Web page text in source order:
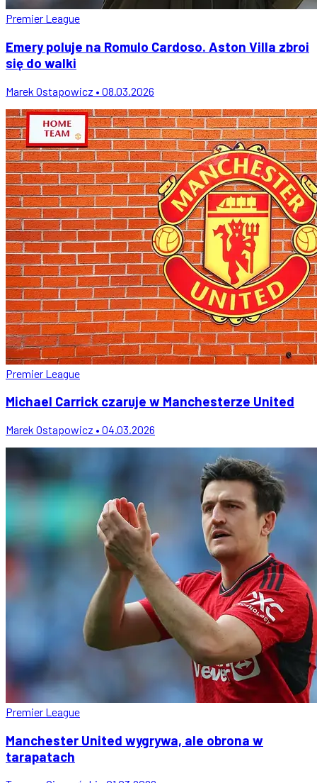
Premier League
Emery poluje na Romulo Cardoso. Aston Villa zbroi
się do walki
Marek Ostapowicz • 08.03.2026
Premier League
Michael Carrick czaruje w Manchesterze United
Marek Ostapowicz • 04.03.2026
Premier League
Manchester United wygrywa, ale obrona w
tarapatach